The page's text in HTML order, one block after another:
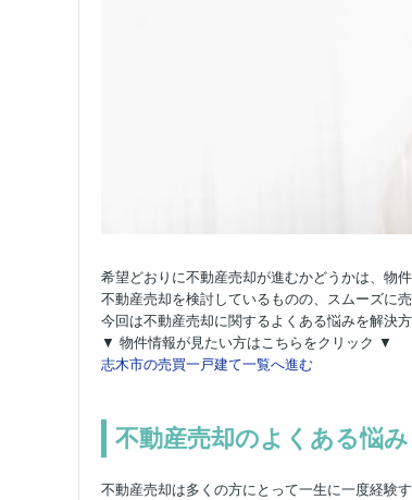
希望どおりに不動産売却が進むかどうかは、物
不動産売却を検討しているものの、スムーズに
今回は不動産売却に関するよくある悩みを解決
▼ 物件情報が見たい方はこちらをクリック ▼
志木市の売買一戸建て一覧へ進む
不動産売却のよくある悩
不動産売却は多くの方にとって一生に一度経験